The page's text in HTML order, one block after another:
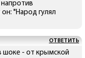
"Народ гулял
ОТВЕТИТЬ
шоке - от крымской